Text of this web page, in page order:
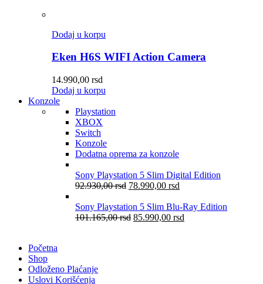
Dodaj u korpu
Eken H6S WIFI Action Camera
14.990,00 rsd
Dodaj u korpu
Konzole
Playstation
XBOX
Switch
Konzole
Dodatna oprema za konzole
Sony Playstation 5 Slim Digital Edition
92.930,00rsd 78.990,00 rsd
Sony Playstation 5 Slim Blu-Ray Edition
101.165,00rsd 85.990,00 rsd
Početna
Shop
Odloženo Plaćanje
Uslovi Korišćenja